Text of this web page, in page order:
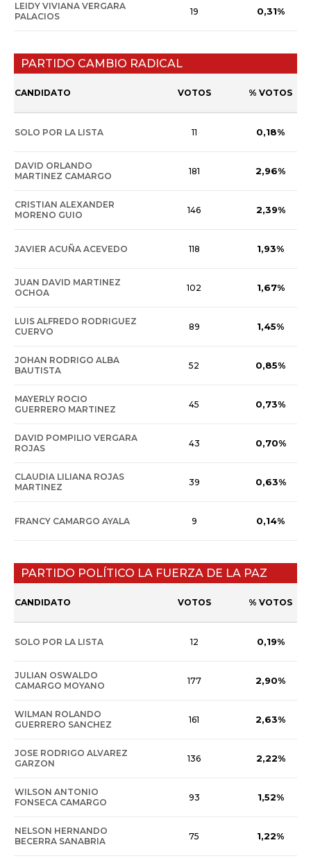
LEIDY VIVIANA VERGARA
PALACIOS
19 0,31%
PARTIDO CAMBIO RADICAL
CANDIDATO VOTOS % VOTOS
SOLO POR LA LISTA 11 0,18%
DAVID ORLANDO
MARTINEZ CAMARGO
181 2,96%
CRISTIAN ALEXANDER
MORENO GUIO
146 2,39%
JAVIER ACUÑA ACEVEDO 118 1,93%
JUAN DAVID MARTINEZ
OCHOA
102 1,67%
LUIS ALFREDO RODRIGUEZ
CUERVO
89 1,45%
JOHAN RODRIGO ALBA
BAUTISTA
52 0,85%
MAYERLY ROCIO
GUERRERO MARTINEZ
45 0,73%
DAVID POMPILIO VERGARA
ROJAS
43 0,70%
CLAUDIA LILIANA ROJAS
MARTINEZ
39 0,63%
FRANCY CAMARGO AYALA 9 0,14%
PARTIDO POLÍTICO LA FUERZA DE LA PAZ
CANDIDATO VOTOS % VOTOS
SOLO POR LA LISTA 12 0,19%
JULIAN OSWALDO
CAMARGO MOYANO
177 2,90%
WILMAN ROLANDO
GUERRERO SANCHEZ
161 2,63%
JOSE RODRIGO ALVAREZ
GARZON
136 2,22%
WILSON ANTONIO
FONSECA CAMARGO
93 1,52%
NELSON HERNANDO
BECERRA SANABRIA
75 1,22%